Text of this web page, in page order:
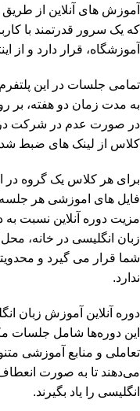
که یک سرور قدرتمند با
آموزشگاه، قرار دارد و از
تمامی جلسات در این
به مدت زمان دو هفته، بر
در صورت عدم در شرکت در
کلاس از لینک های ضبط شده
فایل های اموزشی هر
مزیت دوره آنلاین نسبت
زبان انگلیسی در خانه،
شما قرار می گیرد و
ندارد.
دوره آنلاین آموزش زبان
این دوره‌ها شامل جلسات
تعاملی و منابع آموزشی
می‌دهند تا به صورت
انگلیسی را یاد بگیرند.